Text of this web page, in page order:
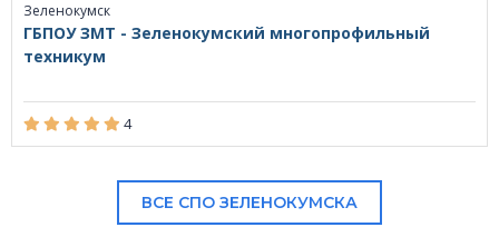
Зеленокумск
ГБПОУ ЗМТ - Зеленокумский многопрофильный
техникум
4
ВСЕ СПО ЗЕЛЕНОКУМСКА